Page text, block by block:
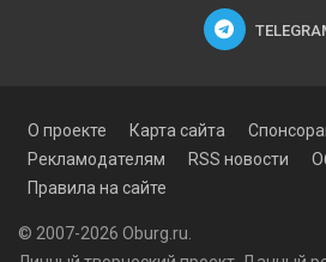
О проекте Карта сайта
Рекламодателям
RSS новости
Правила на сайте
© 2007-2026 Oburg.ru.